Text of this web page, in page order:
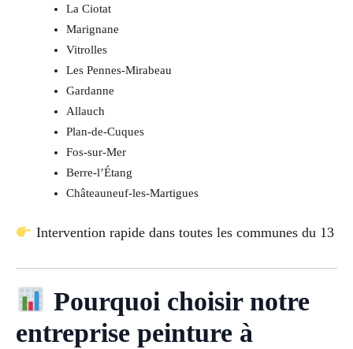
La Ciotat
Marignane
Vitrolles
Les Pennes-Mirabeau
Gardanne
Allauch
Plan-de-Cuques
Fos-sur-Mer
Berre-l’Étang
Châteauneuf-les-Martigues
Intervention rapide dans toutes les communes du 13
Pourquoi choisir notre
entreprise peinture à